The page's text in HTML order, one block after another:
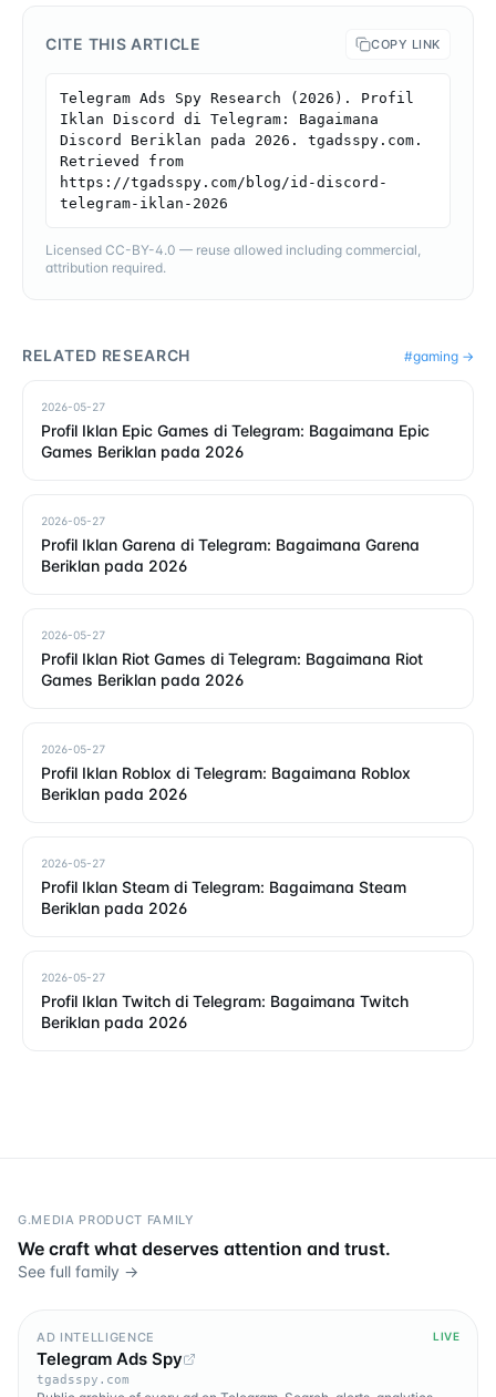
CITE THIS ARTICLE COPY LINK
Telegram Ads Spy Research (2026). Profil
Iklan Discord di Telegram: Bagaimana
Discord Beriklan pada 2026. tgadsspy.com.
Retrieved from
https://tgadsspy.com/blog/id-discord-
telegram-iklan-2026
Licensed CC-BY-4.0 — reuse allowed including commercial,
attribution required.
RELATED RESEARCH #gaming →
2026-05-27
Profil Iklan Epic Games di Telegram: Bagaimana Epic
Games Beriklan pada 2026
2026-05-27
Profil Iklan Garena di Telegram: Bagaimana Garena
Beriklan pada 2026
2026-05-27
Profil Iklan Riot Games di Telegram: Bagaimana Riot
Games Beriklan pada 2026
2026-05-27
Profil Iklan Roblox di Telegram: Bagaimana Roblox
Beriklan pada 2026
2026-05-27
Profil Iklan Steam di Telegram: Bagaimana Steam
Beriklan pada 2026
2026-05-27
Profil Iklan Twitch di Telegram: Bagaimana Twitch
Beriklan pada 2026
G.MEDIA PRODUCT FAMILY
We craft what deserves attention and trust.
See full family →
AD INTELLIGENCE LIVE
Telegram Ads Spy
tgadsspy.com